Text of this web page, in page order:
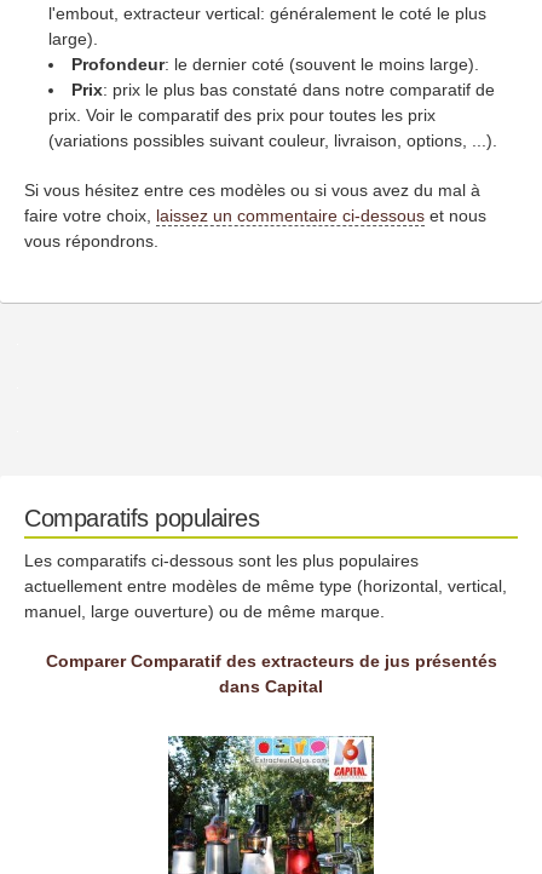
l'embout, extracteur vertical: généralement le coté le plus
large).
Profondeur: le dernier coté (souvent le moins large).
Prix: prix le plus bas constaté dans notre comparatif de
prix. Voir le comparatif des prix pour toutes les prix
(variations possibles suivant couleur, livraison, options, ...).
Si vous hésitez entre ces modèles ou si vous avez du mal à
faire votre choix, laissez un commentaire ci-dessous et nous
vous répondrons.
Comparatifs populaires
Les comparatifs ci-dessous sont les plus populaires
actuellement entre modèles de même type (horizontal, vertical,
manuel, large ouverture) ou de même marque.
Comparer Comparatif des extracteurs de jus présentés
dans Capital